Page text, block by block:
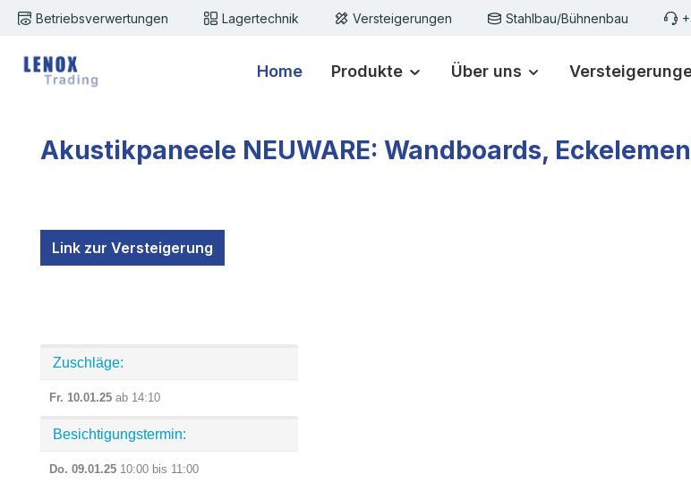
Hauptinhalt springen
Zur Suche springen
Zur Hauptnavigation springen
Betriebsverwertungen Lagertechnik Versteigerungen Stahlbau/Bühnenbau
Home Produkte Über uns
Akustikpaneele NEUWARE: Wandboards,
Link zur Versteigerung
Zuschläge:
Fr. 10.01.25 ab 14:10
Besichtigungstermin:
Do. 09.01.25 10:00 bis 11:00